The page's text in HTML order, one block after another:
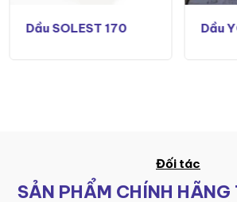
Dầu SOLEST 170 Dầu
Đối tác
SẢN PHẨM CHÍNH